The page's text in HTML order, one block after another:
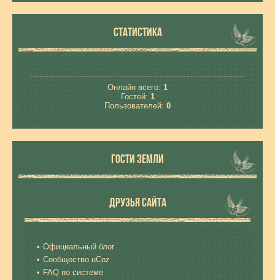
СТАТИСТИКА
Онлайн всего: 1
Гостей: 1
Пользователей: 0
ГОСТИ ЗЕМЛИ
ДРУЗЬЯ САЙТА
Официальный блог
Сообщество uCoz
FAQ по системе